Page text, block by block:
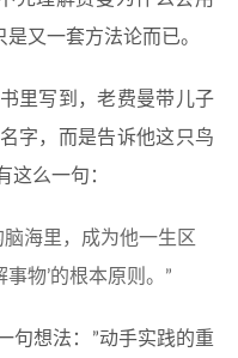
又一套方法论而已。
里写到，老费曼带儿子
字，而是告诉他这只鸟
这么一句：
海里，成为他一生区
事物’的根本原则。”
句想法：”动手实践的重